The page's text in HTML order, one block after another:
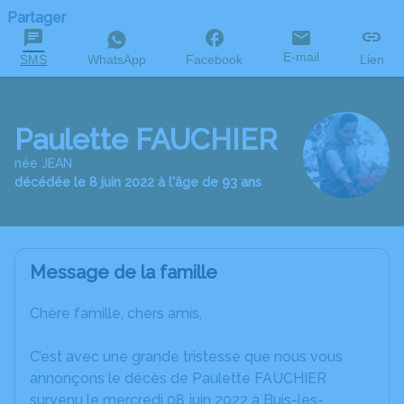
Partager
SMS WhatsApp Facebook E-mail Lien
Paulette FAUCHIER
née JEAN
décédée le 8 juin 2022 à l'âge de 93 ans
Message de la famille
Chère famille, chers amis,
C’est avec une grande tristesse que nous vous
annonçons le décès de Paulette FAUCHIER
survenu le mercredi 08 juin 2022 à Buis-les-